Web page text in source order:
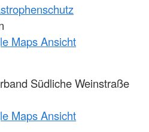
Maps Ansicht
Südliche Weinstraße
Maps Ansicht